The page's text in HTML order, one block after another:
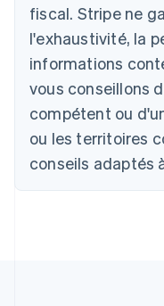
fiscal. Stripe ne
l'exhaustivité, la
informations
vous conseillons
compétent ou
ou les territoires
conseils adaptés
NederlandsFrançais
Brésil
Português
Bulgarie
English
Canada
Chine
简体中文English